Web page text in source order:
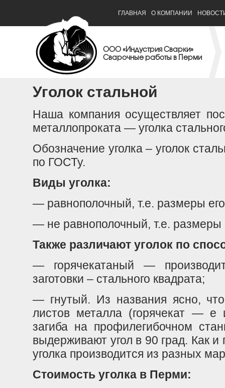
ГЛАВНАЯ О КОМПАНИИ
ООО «Индустрия Сварки»
Сварочные работы в Перми
Уголок стальной
Наша компания осуществляет
металлопроката — уголка
Обозначение уголка – уголок
по ГОСТу.
Виды уголка:
— равнополочный, т.е. размеры
— не равнополочный, т.е. размеры
Также различают уголок по
— горячекатаный —
заготовки – стального квадрата;
— гнутый. Из названия ясно,
листов металла (горячекат —
загиба на профилегибочном
выдерживают угол в 90 град. Как и
уголка производится из разных
Стоимость уголка в Перми: